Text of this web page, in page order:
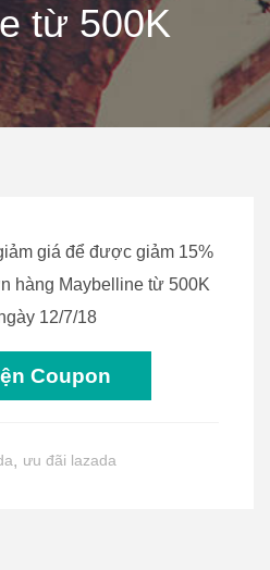
từ 500K
giá để được giảm 15%
hàng Maybelline từ 500K
12/7/18
Coupon
, ưu đãi lazada